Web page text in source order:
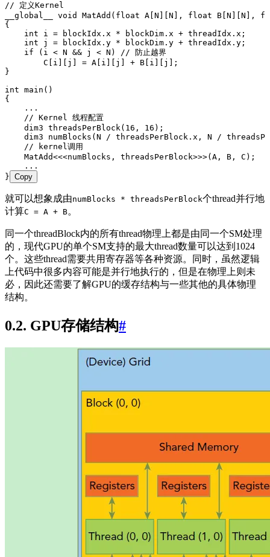
// 定义Kernel
__global__ void MatAdd ( float A [N][N] , float B [N][N] ,
{
    int
i = blockIdx . x * blockDim . x + threadIdx . x ;
    int
j = blockIdx . y * blockDim . y + threadIdx . y ;
    if
(i < N && j < N)
// 防止越界
        C
[i][j] = A [i][j] + B [i][j];
}
int main ()
{
    ...
    // Kernel 线程配置
    dim3
threadsPerBlock( 16 , 16 ) ;
    dim3
numBlocks (N / threadsPerBlock . x , N /
    // kernel调用
    MatAdd
<<<numBlocks , threadsPerBlock>>>(A , B ,
C);
    ...
} Copy
就可以想象成由numBlocks * threadsPerBlock个thread并行地
计算C = A + B。
同一个threadBlock内的所有thread物理上都是由同一个SM处理
的，现代GPU的单个SM支持的最大thread数量可以达到1024
个。这些thread需要共用寄存器等各种资源。同时，虽然逻辑
上代码中很多内容可能是并行地执行的，但是在物理上则未
必，因此还需要了解GPU的缓存结构与一些其他的具体物理
结构。
0.2. GPU存储结构#